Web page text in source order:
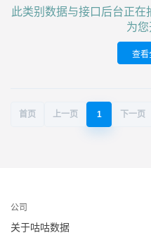
此类别数据与接口后台正
为
查看
首页 上一页 1 下一页
公司
关于咕咕数据